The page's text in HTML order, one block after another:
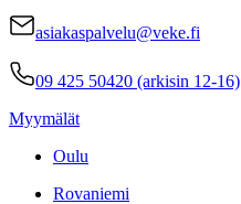
asiakaspalvelu@veke.fi
09 425 50420 (arkisin 12-16)
Myymälät
Oulu
Rovaniemi